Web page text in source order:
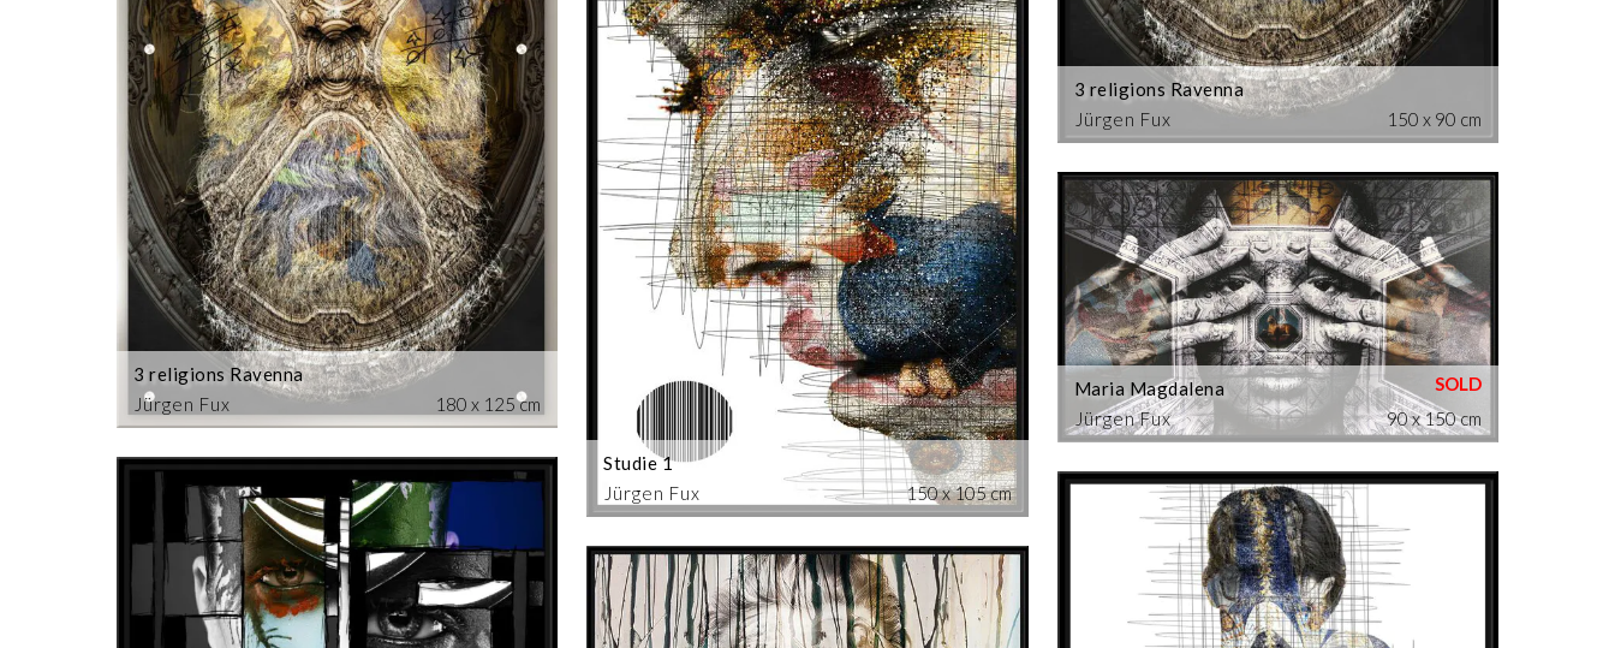
Jürgen Fux
3 religions Ravenna
180 x 125 cm
Jürgen Fux
Studie 1
150 x 105 cm
Jürgen Fux
3 religions Ravenna
150 x 90 cm
Jürgen Fux
Maria Magdalena
90 x 150 cm